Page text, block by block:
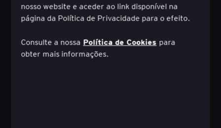
nosso website e aceder ao link disponível na
página da Política de Privacidade para o efeito.
Consulte a nossa Política de Cookies para
obter mais informações.